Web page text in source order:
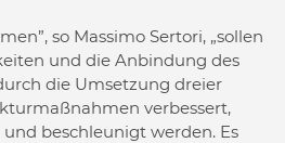
so Massimo Sertori, „sollen
und die Anbindung des
die Umsetzung dreier
verbessert,
beschleunigt werden. Es